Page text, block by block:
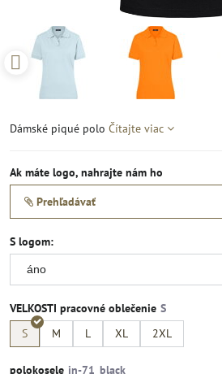
Dámské piqué polo Čítajte viac
Ak máte logo, nahrajte nám ho
Prehľadávať
S logom:
VELKOSTI pracovné oblečenie
S
M L XL 2XL
polokosele